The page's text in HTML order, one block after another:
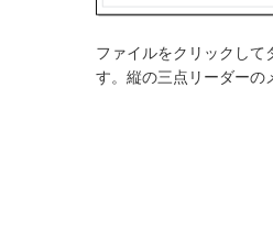
ファイルをクリックし
す。縦の三点リーダーの